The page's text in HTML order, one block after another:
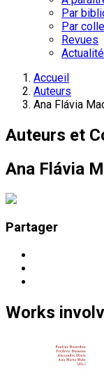
Par
Par
Revues
Accueil
Auteurs
Ana Flávia
Auteurs et
Ana Flávia
Partager
Works